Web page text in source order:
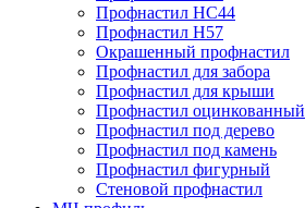
Профнастил HC44
Профнастил Н57
Окрашенный профнастил
Профнастил для забора
Профнастил для крыши
Профнастил оцинкованный
Профнастил под дерево
Профнастил под камень
Профнастил фигурный
Стеновой профнастил